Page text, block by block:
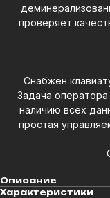
проверяет
Снабжен
Задача
наличию всех
простая
Описание
Характеристики